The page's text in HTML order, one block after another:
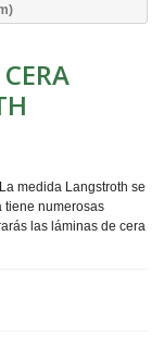
medida Langstroth se
tiene numerosas
las láminas de cera